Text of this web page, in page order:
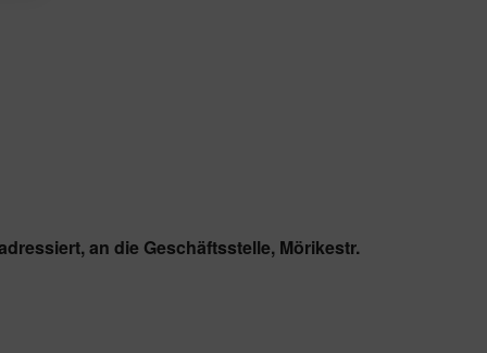
an die Geschäftsstelle, Mörikestr.